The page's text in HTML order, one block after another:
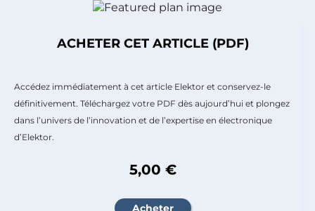
ACHETER CET ARTICLE (PDF)
Accédez immédiatement à cet article Elektor et conservez-le
définitivement. Téléchargez votre PDF dès aujourd’hui et plongez
dans l’univers de l’innovation et de l’expertise en électronique
d’Elektor.
5,00 €